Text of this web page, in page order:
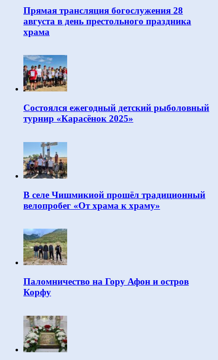
Прямая трансляция богослужения 28
августа в день престольного праздника
храма
Состоялся ежегодный детский рыболовный
турнир «Карасёнок 2025»
В селе Чишмикиой прошёл традиционный
велопробег «От храма к храму»
Паломничество на Гору Афон и остров
Корфу